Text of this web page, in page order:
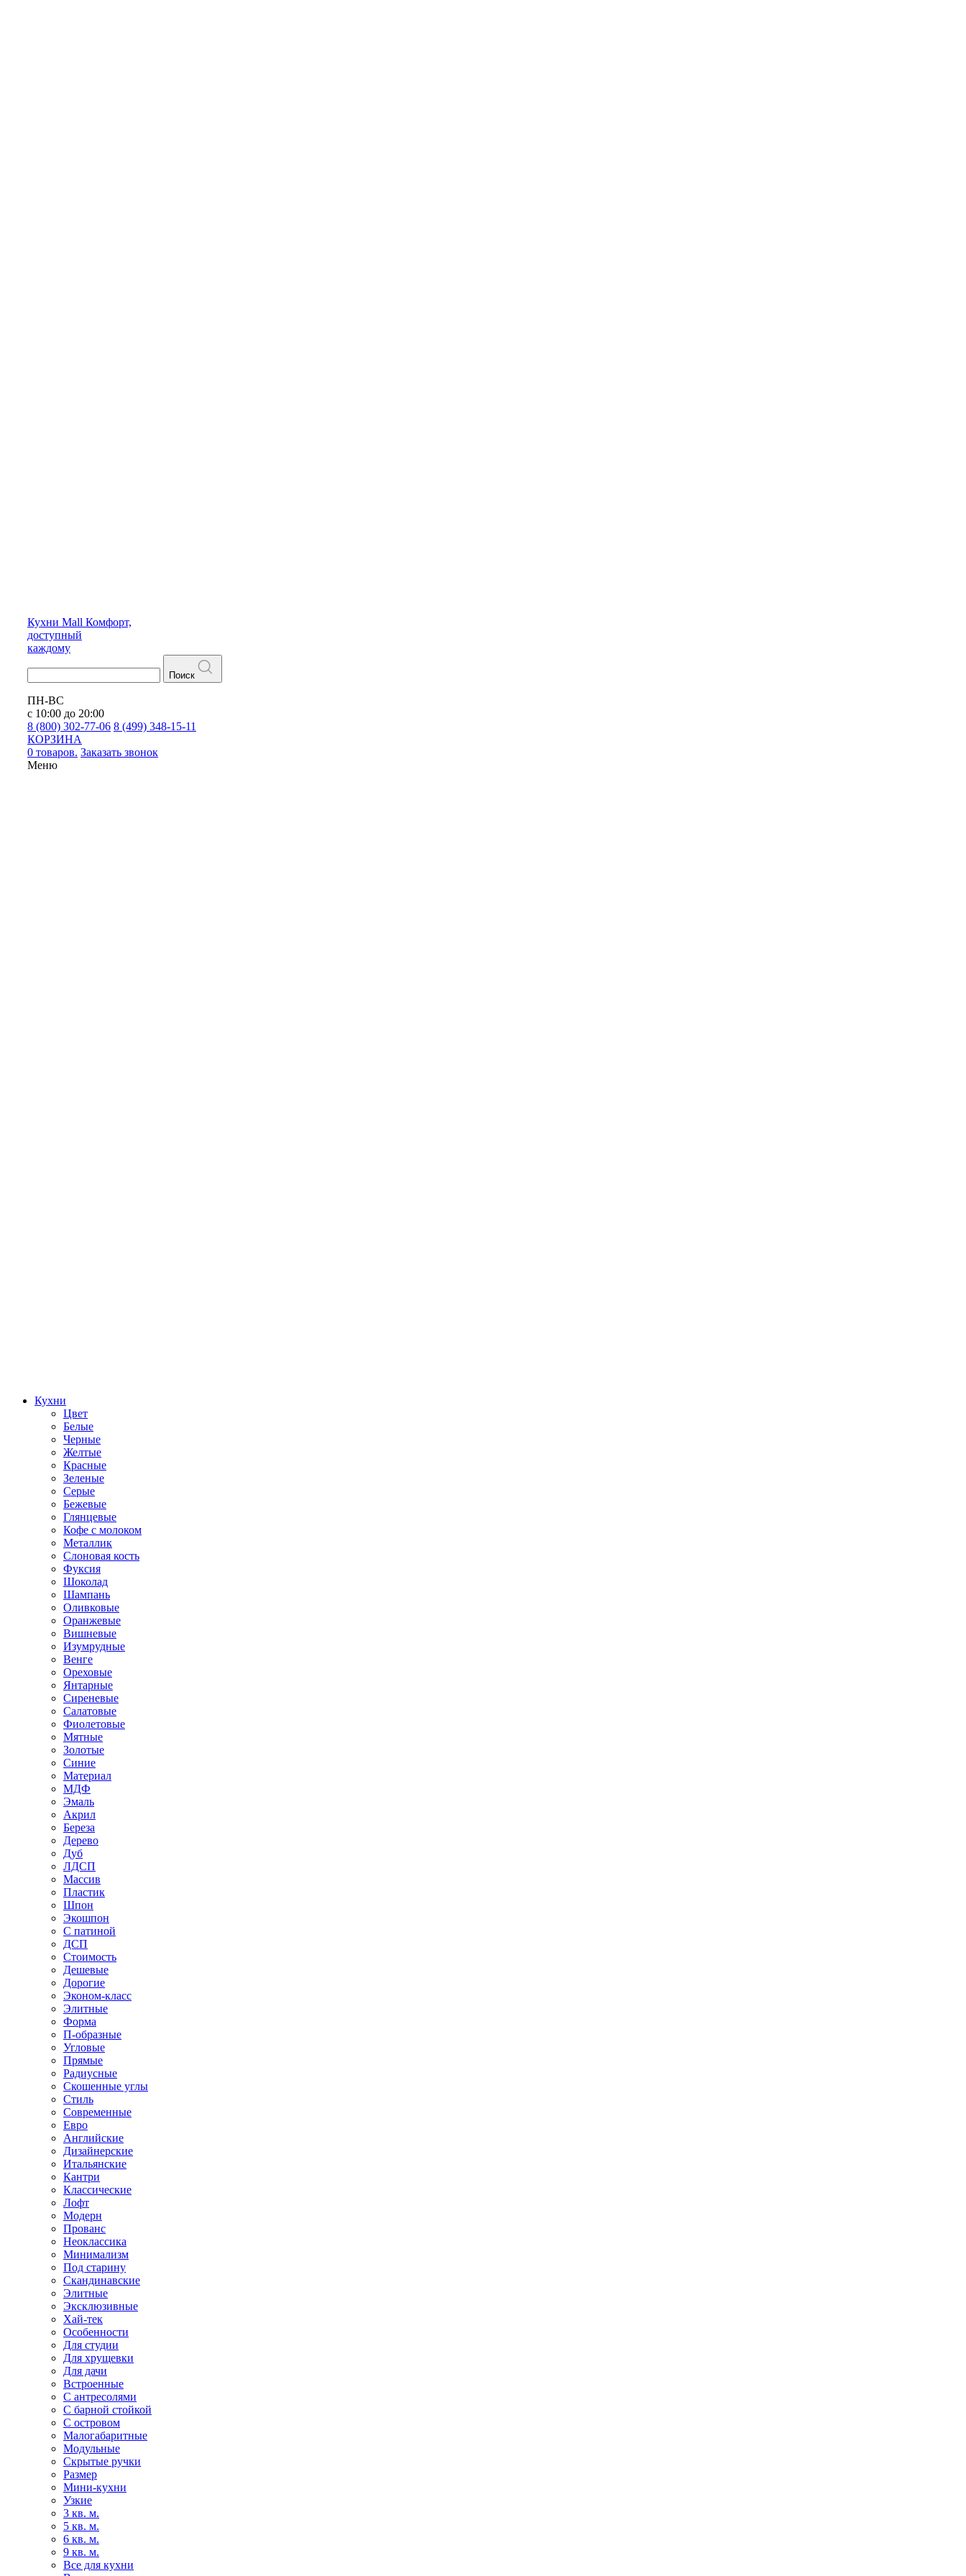
Кухни Mall Комфорт,
доступный
каждому
Поиск
ПН-ВС
с 10:00 до 20:00
8 (800) 302-77-06 8 (499) 348-15-11
КОРЗИНА
0 товаров. Заказать звонок
Меню
Кухни
Цвет
Белые
Черные
Желтые
Красные
Зеленые
Серые
Бежевые
Глянцевые
Кофе с молоком
Металлик
Слоновая кость
Фуксия
Шоколад
Шампань
Оливковые
Оранжевые
Вишневые
Изумрудные
Венге
Ореховые
Янтарные
Сиреневые
Салатовые
Фиолетовые
Мятные
Золотые
Синие
Материал
МДФ
Эмаль
Акрил
Береза
Дерево
Дуб
ЛДСП
Массив
Пластик
Шпон
Экошпон
С патиной
ДСП
Стоимость
Дешевые
Дорогие
Эконом-класс
Элитные
Форма
П-образные
Угловые
Прямые
Радиусные
Скошенные углы
Стиль
Современные
Евро
Английские
Дизайнерские
Итальянские
Кантри
Классические
Лофт
Модерн
Прованс
Неоклассика
Минимализм
Под старину
Скандинавские
Элитные
Эксклюзивные
Хай-тек
Особенности
Для студии
Для хрущевки
Для дачи
Встроенные
С антресолями
С барной стойкой
С островом
Малогабаритные
Модульные
Скрытые ручки
Размер
Мини-кухни
Узкие
3 кв. м.
5 кв. м.
6 кв. м.
9 кв. м.
Все для кухни